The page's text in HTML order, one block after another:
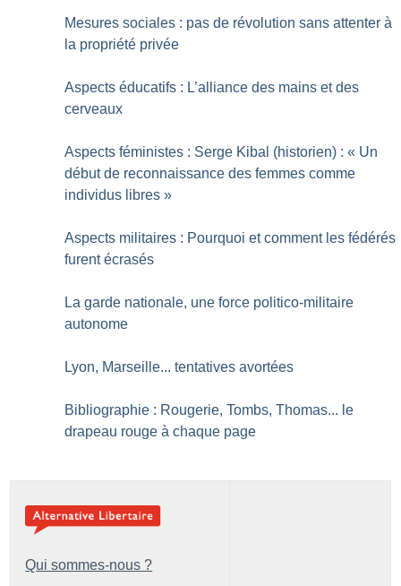
Mesures sociales : pas de révolution sans attenter à
la propriété privée
Aspects éducatifs : L’alliance des mains et des
cerveaux
Aspects féministes : Serge Kibal (historien) : « Un
début de reconnaissance des femmes comme
individus libres »
Aspects militaires : Pourquoi et comment les fédérés
furent écrasés
La garde nationale, une force politico-militaire
autonome
Lyon, Marseille... tentatives avortées
Bibliographie : Rougerie, Tombs, Thomas... le
drapeau rouge à chaque page
Qui sommes-nous ?